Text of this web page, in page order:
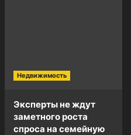
Недвижимость
Эксперты не ждут
заметного роста
спроса на семейную